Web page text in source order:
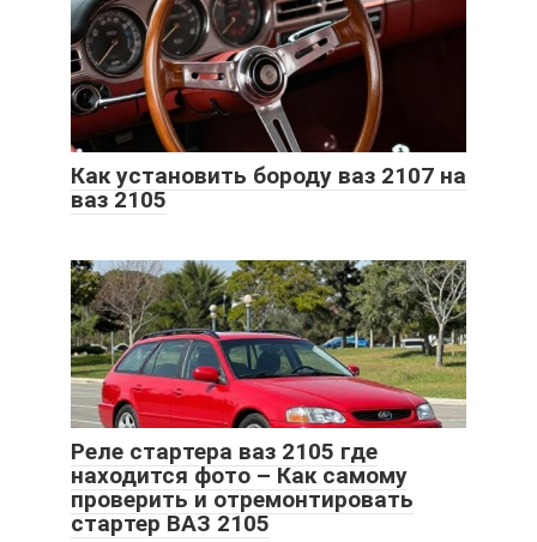
Как установить бороду ваз 2107 на
ваз 2105
Реле стартера ваз 2105 где
находится фото – Как самому
проверить и отремонтировать
стартер ВАЗ 2105